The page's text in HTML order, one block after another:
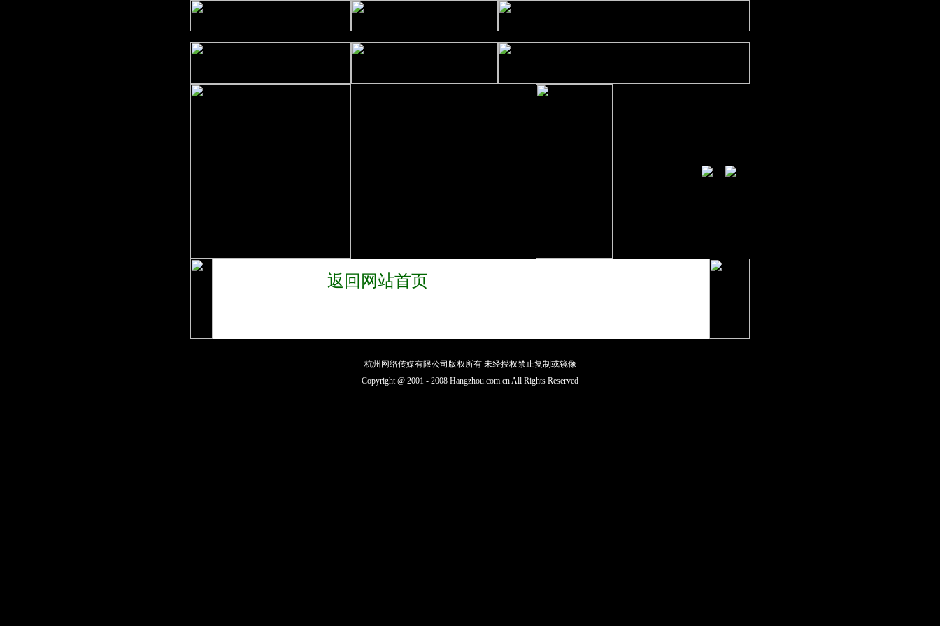
返回网站首页
杭州网络传媒有限公司版权所有 未经授权禁止复制或镜像
Copyright @ 2001 - 2008 Hangzhou.com.cn All Rights Reserved